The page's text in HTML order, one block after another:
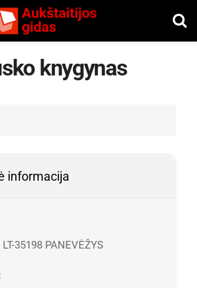
knygynas
informacija
35198 PANEVĖŽYS